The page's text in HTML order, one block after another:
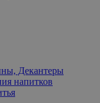
Декантеры
напитков